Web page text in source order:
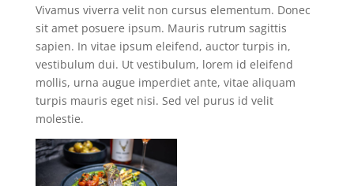
Vivamus viverra velit non cursus elementum. Donec
sit amet posuere ipsum. Mauris rutrum sagittis
sapien. In vitae ipsum eleifend, auctor turpis in,
vestibulum dui. Ut vestibulum, lorem id eleifend
mollis, urna augue imperdiet ante, vitae aliquam
turpis mauris eget nisi. Sed vel purus id velit
molestie.